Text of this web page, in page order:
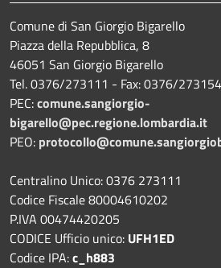
Comune di San Giorgio Bigarello
Piazza della Repubblica, 8
46051 San Giorgio Bigarello
Tel. 0376/273111 - Fax: 0376/273154
PEC:comune.sangiorgio-
bigarello@pec.regione.lombardia.it
PEO:
Centralino Unico: 0376 273111
Codice Fiscale 80004610202
P.IVA 00474420205
CODICE Ufficio unico: UFH1ED
Codice IPA:c_h883